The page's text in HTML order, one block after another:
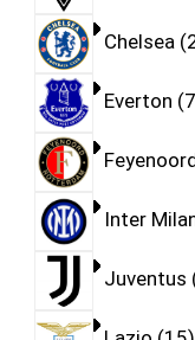
Chelsea
Everton
Inter
Juventus